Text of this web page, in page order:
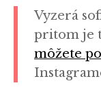
Vyzerá
pritom je
môžete